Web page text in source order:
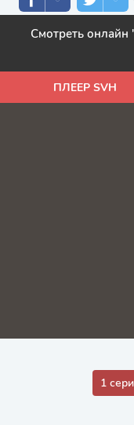
Смотреть
ПЛЕЕР SVH
1